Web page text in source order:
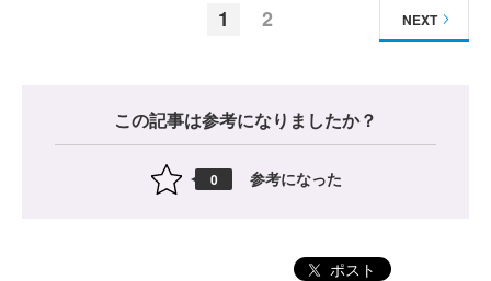
1 2 NEXT
この記事は参考になりましたか？
0 参考になった
ポスト